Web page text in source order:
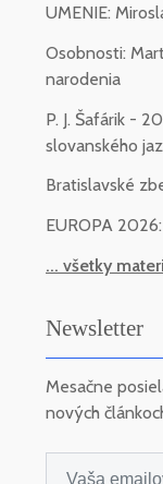
UMENIE:
Osobnosti:
narodenia
P. J. Šafárik -
slovanského
Bratislavské
EUROPA
... všetky
Newsletter
Mesačne
nových